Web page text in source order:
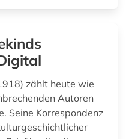
zählt heute wie
Autoren
Seine Korrespondenz